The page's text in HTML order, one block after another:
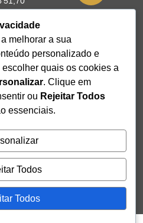
melhorar a sua
personalizado e
quais os cookies a
. Clique em
ou Rejeitar Todos
essenciais.
Todos
Todos